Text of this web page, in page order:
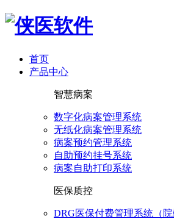
首页
产品中心
智慧病案
数字化病案管理系统
无纸化病案管理系统
病案预约管理系统
自助预约挂号系统
病案自助打印系统
医保质控
DRG医保付费管理系统（院